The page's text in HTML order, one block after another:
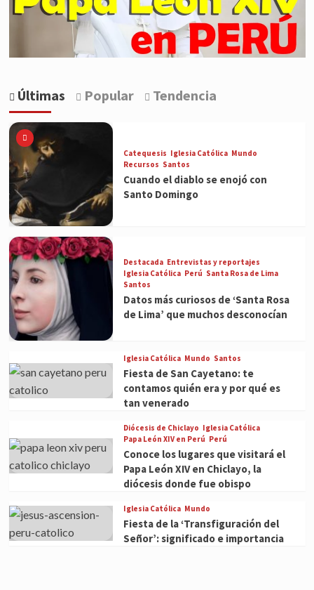
Últimas Popular Tendencia
Catequesis Iglesia Católica Mundo
Recursos Santos
Cuando el diablo se enojó con
Santo Domingo
Destacada Entrevistas y reportajes
Iglesia Católica Perú Santa Rosa de Lima
Santos
Datos más curiosos de ‘Santa Rosa
de Lima’ que muchos desconocían
Iglesia Católica Mundo Santos
Fiesta de San Cayetano: te
contamos quién era y por qué es
tan venerado
Diócesis de Chiclayo Iglesia Católica
Papa León XIV en Perú Perú
Conoce los lugares que visitará el
Papa León XIV en Chiclayo, la
diócesis donde fue obispo
Iglesia Católica Mundo
Fiesta de la ‘Transfiguración del
Señor’: significado e importancia